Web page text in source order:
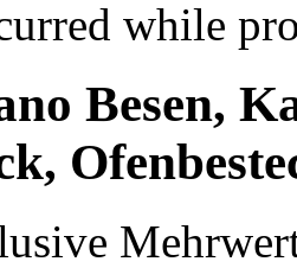
while
Besen,